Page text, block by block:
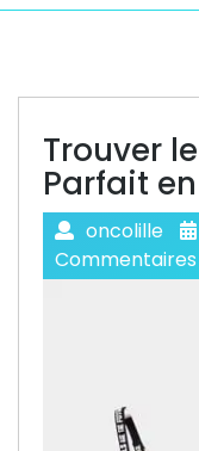
Trouver
Parfait
oncolille
Commentaires